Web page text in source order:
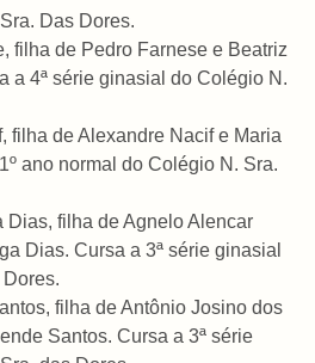
Das Dores.
filha de Pedro Farnese e Beatriz
a 4ª série ginasial do Colégio N.
filha de Alexandre Nacif e Maria
ano normal do Colégio N. Sra.
Dias, filha de Agnelo Alencar
Dias. Cursa a 3ª série ginasial
filha de Antônio Josino dos
Santos. Cursa a 3ª série